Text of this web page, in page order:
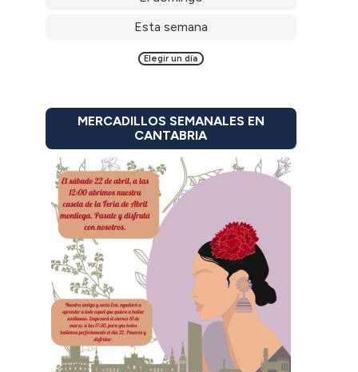
Esta semana
Elegir un día
MERCADILLOS SEMANALES EN
CANTABRIA